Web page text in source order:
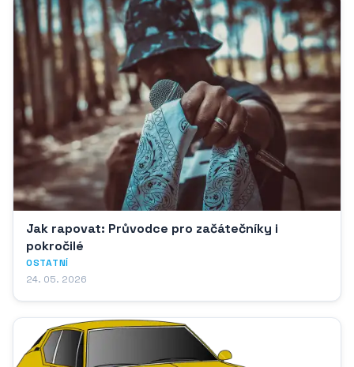
Jak rapovat: Průvodce pro začátečníky i
pokročilé
OSTATNÍ
24. 05. 2026